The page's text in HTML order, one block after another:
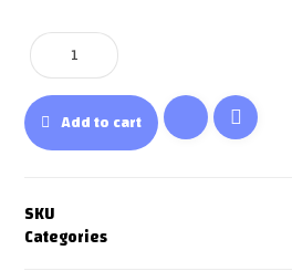
Add to cart
SKU
Categories